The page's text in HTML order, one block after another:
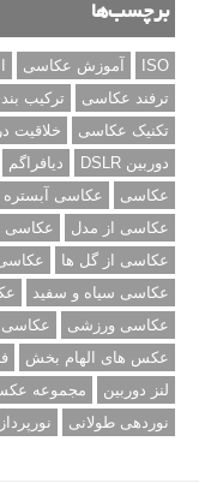
برچسب‌ها
ISO آموزش عکاسی
ترفند عکاسی
ترکیب
تکنیک عکاسی
خلاقیت
دوربین DSLR
دیافراگم
عکاسی
عکاسی آبستره
عکاسی از مدل
عکاسی
عکاسی از گل ها
عکاسی
عکاسی سیاه و سفید
عکاسی ورزشی
عکاسی
عکس های الهام بخش
لنز دوربین
مجموعه
نوردهی طولانی